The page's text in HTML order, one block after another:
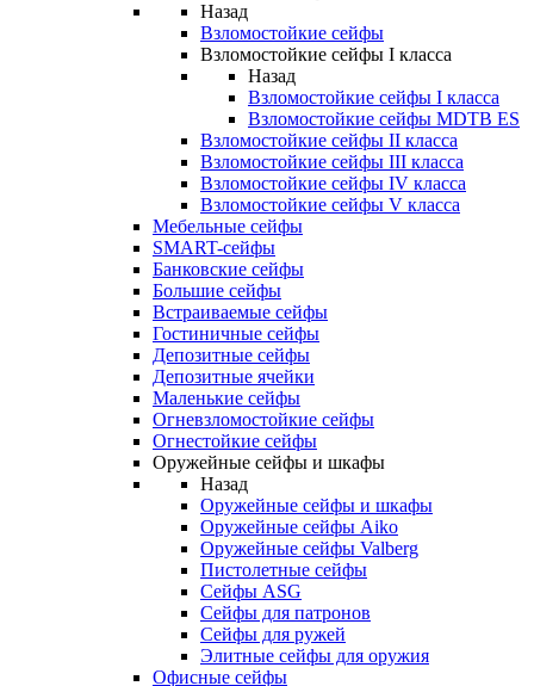
Назад
Взломостойкие сейфы
Взломостойкие сейфы I класса
Назад
Взломостойкие сейфы I класса
Взломостойкие сейфы MDTB ES
Взломостойкие сейфы II класса
Взломостойкие сейфы III класса
Взломостойкие сейфы IV класса
Взломостойкие сейфы V класса
Мебельные сейфы
SMART-сейфы
Банковские сейфы
Большие сейфы
Встраиваемые сейфы
Гостиничные сейфы
Депозитные сейфы
Депозитные ячейки
Маленькие сейфы
Огневзломостойкие сейфы
Огнестойкие сейфы
Оружейные сейфы и шкафы
Назад
Оружейные сейфы и шкафы
Оружейные сейфы Aiko
Оружейные сейфы Valberg
Пистолетные сейфы
Сейфы ASG
Сейфы для патронов
Сейфы для ружей
Элитные сейфы для оружия
Офисные сейфы